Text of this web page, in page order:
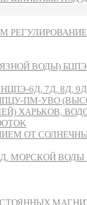
ВОДЫ)
6Д, 7Д, 8Д,
ПМ-УВО
ХАРЬКОВ,
ОТ
МОРСКОЙ ВОДЫ